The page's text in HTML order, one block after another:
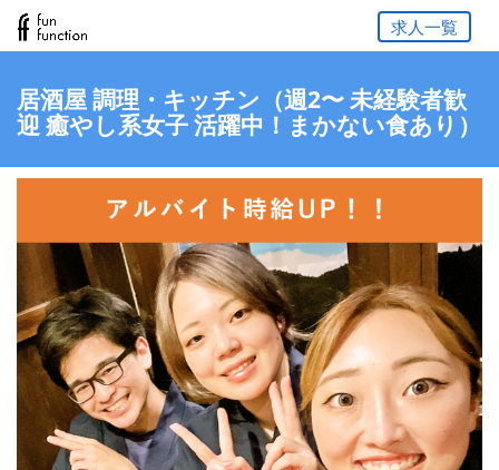
求人一覧
居酒屋 調理・キッチン（週2〜 未経験者歓
迎 癒やし系女子 活躍中！まかない食あり）